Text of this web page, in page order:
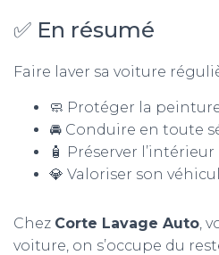
✅ En résumé
Faire laver sa voiture
🧼 Protéger la
🚘 Conduire en toute
🧴 Préserver l’intérieur
💎 Valoriser son
Chez Corte Lavage Auto,
voiture, on s’occupe du